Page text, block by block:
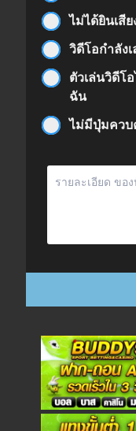
ไม่ได้ยินเสีย
วิดีโอกำลัง
ตัวเล่นวิดีโ
ฉัน
ไม่มีปุ่มควบ